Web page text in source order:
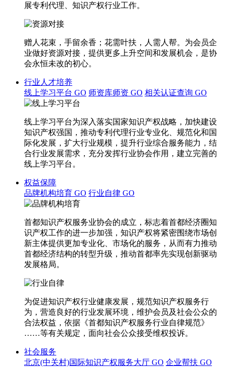
展专利代理、知识产权行业工作。
赠人花束，手留余香；花需叶扶，人需人帮。为会员企
业做好资源对接，提供更多上升空间和发展机会，是协
会永恒未改的初心。
行业人才培养
线上学习平台 GO 师资库师资 GO 相关认证查询 GO
线上学习平台为深入落实国家知识产权战略，加快建设
知识产权强国，推动专利代理行业专业化、规范化和国
际化发展，扩大行业规模，提升行业综合服务能力，结
合行业发展需求，充分发挥行业协会作用，建立完善的
线上学习平台。
权益保障
品牌机构培育 GO 行业自律 GO
首都知识产权服务业协会的成立，标志着首都经济圈知
识产权工作的进一步加强，知识产权将紧密围绕市场创
新主体提供更加专业化、市场化的服务，从而有力推动
首都经济结构的转型升级，推动首都率先实现创新驱动
发展格局。
为促进知识产权行业健康发展，规范知识产权服务行
为，营造良好的行业发展环境，维护会员及社会公众的
合法权益，依据《首都知识产权服务行业自律规范》
……等有关规定，面向社会公众接受维权投诉。
社会服务
北京(中关村)国际知识产权服务大厅 GO 企业帮扶 GO